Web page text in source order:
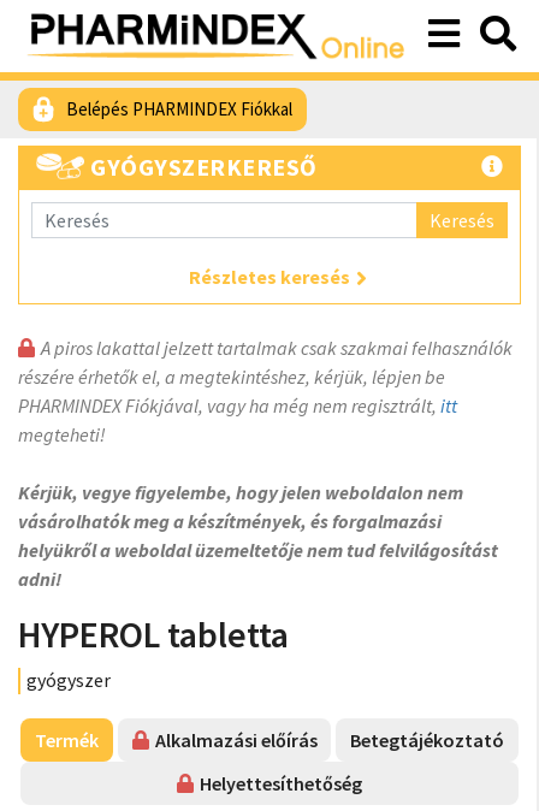
Belépés PHARMINDEX Fiókkal
GYÓGYSZERKERESŐ
Keresés
Részletes keresés
A piros lakattal jelzett tartalmak csak szakmai felhasználók
részére érhetők el, a megtekintéshez, kérjük, lépjen be
PHARMINDEX Fiókjával, vagy ha még nem regisztrált, itt
megteheti!
Kérjük, vegye figyelembe, hogy jelen weboldalon nem
vásárolhatók meg a készítmények, és forgalmazási
helyükről a weboldal üzemeltetője nem tud felvilágosítást
adni!
HYPEROL tabletta
gyógyszer
Termék Alkalmazási előírás
Betegtájékoztató
Helyettesíthetőség